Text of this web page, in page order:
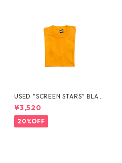
USED "SCREEN STARS" BLAN
K TEE
¥3,520
20%OFF